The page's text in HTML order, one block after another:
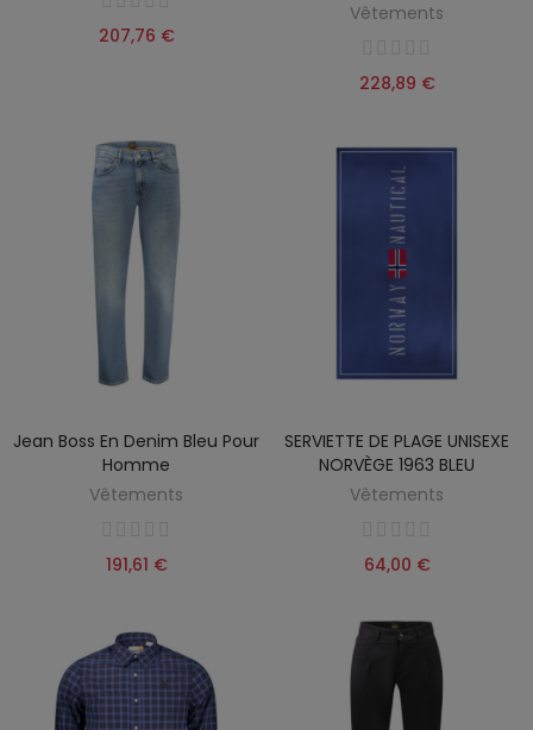
207,76 €
Vêtements
228,89 €
Jean Boss En Denim Bleu Pour
Homme
Vêtements
191,61 €
SERVIETTE DE PLAGE UNISEXE
NORVÈGE 1963 BLEU
Vêtements
64,00 €